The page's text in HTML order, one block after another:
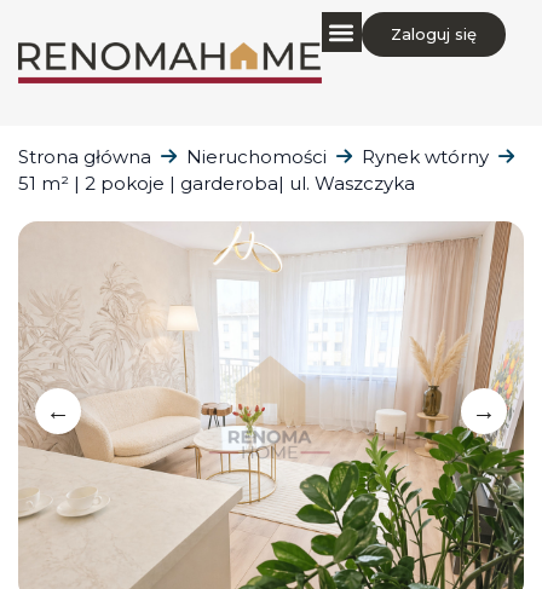
Zaloguj się
Strona główna Nieruchomości
Rynek wtórny
51 m² | 2 pokoje | garderoba| ul. Waszczyka
← →